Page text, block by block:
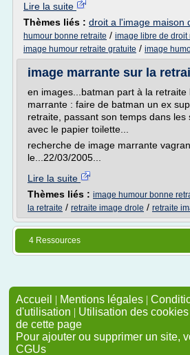
Lire la suite
Thèmes liés : droit a l'image maison
humour bonne retraite / image libre de droit
image humour retraite gratuite / image
image marrante sur la
en images...batman part à la retraite
marrante : faire de batman un ex
retraite, passant son temps dans les
avec le papier toilette...
recherche de image marrante
le...22/03/2005...
Lire la suite
Thèmes liés : image humour bonne
la retraite / retraite image drole / retraite
4 Ressources
Accueil | Mentions légales |
d'utilisation | Utilisation des cookies
de cette page
Pour ajouter ou supprimer un site,
CGUs